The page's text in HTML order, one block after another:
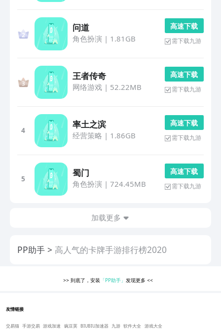
问道
角色扮演 | 1.81GB
高 速 下 载
需下载九游
王者传奇
网络游戏| 52.22MB
高 速 下 载
需下载九游
4
率土之滨
经营策略 | 1.86GB
高 速 下 载
需下载九游
5
蜀门
角色扮演 | 724.45MB
高 速 下 载
需下载九游
加载更多
PP助手 高人气的卡牌手游排行榜2020
>> 到底了，安装 「PP助手」 发现更多<<
友情链接
交易猫 手游交易 游戏加速 豌豆荚 BIUBIU加速器 九游 软件大全 游戏大全